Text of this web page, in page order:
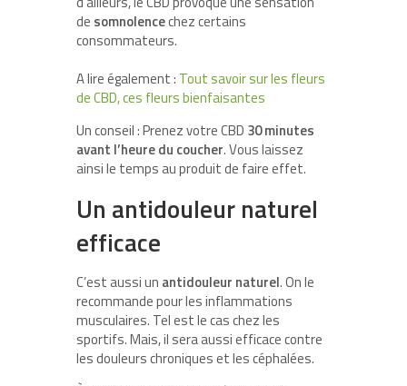
de somnolencechez certains
consommateurs.
A lire également : Tout savoir sur les fleurs
de CBD, ces fleurs bienfaisantes
Un conseil : Prenez votre CBD 30 minutes
avant l’heure du coucher. Vous laissez
ainsi le temps au produit de faire effet.
Un antidouleur naturel
efficace
C’est aussi un antidouleur naturel. On le
recommande pour les inflammations
musculaires. Tel est le cas chez les
sportifs. Mais, il sera aussi efficace contre
les douleurs chroniques et les céphalées.